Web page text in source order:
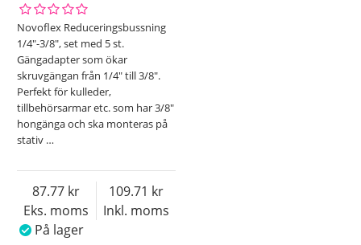
Novoflex Reduceringsbussning
1/4"-3/8", set med 5 st.
Gängadapter som ökar
skruvgängan från 1/4" till 3/8".
Perfekt för kulleder,
tillbehörsarmar etc. som har 3/8"
hongänga och ska monteras på
stativ …
Eks. moms
87.77
Inkl. moms
109.71
På lager